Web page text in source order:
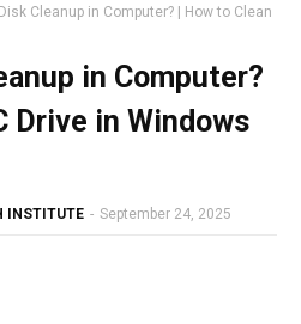
Cleanup in Computer? | How to Clean
in Computer?
Drive in Windows
INSTITUTE - September 24, 2025